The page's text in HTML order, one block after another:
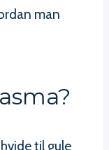
man
til gule